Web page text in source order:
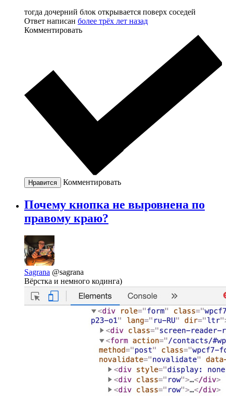
тогда дочерний блок открывается поверх соседей
Ответ написан более трёх лет назад
Комментировать
Нравится Комментировать
Почему кнопка не выровнена по
правому краю?
Sagrana @sagrana
Вёрстка и немного кодинга)